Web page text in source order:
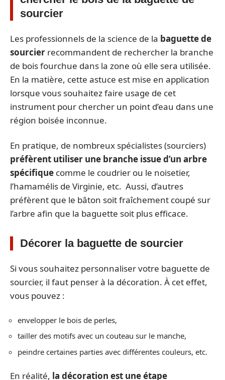
sourcier
Les professionnels de la science de la baguette de
sourcier recommandent de rechercher la branche
de bois fourchue dans la zone où elle sera utilisée.
En la matière, cette astuce est mise en application
lorsque vous souhaitez faire usage de cet
instrument pour chercher un point d’eau dans une
région boisée inconnue.
En pratique, de nombreux spécialistes (sourciers)
préfèrent utiliser une branche issue d’un arbre
spécifique comme le coudrier ou le noisetier,
l’hamamélis de Virginie, etc. Aussi, d’autres
préfèrent que le bâton soit fraîchement coupé sur
l’arbre afin que la baguette soit plus efficace.
Décorer la baguette de sourcier
Si vous souhaitez personnaliser votre baguette de
sourcier, il faut penser à la décoration. À cet effet,
vous pouvez :
envelopper le bois de perles,
tailler des motifs avec un couteau sur le manche,
peindre certaines parties avec différentes couleurs, etc.
En réalité, la décoration est une étape